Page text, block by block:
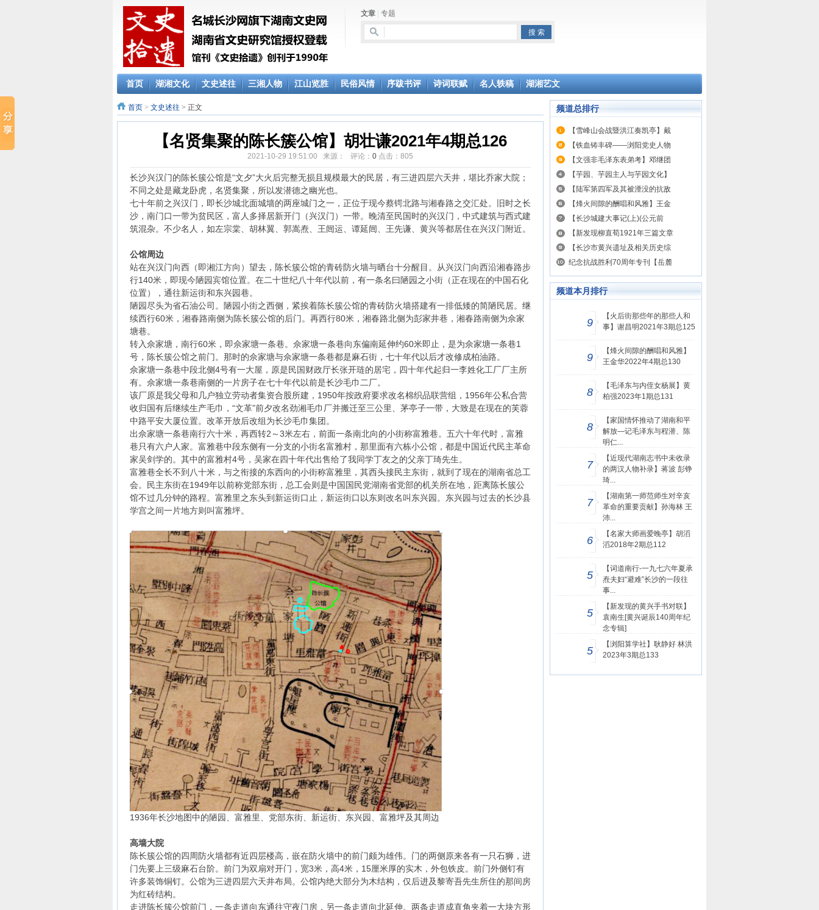
文章 专题
首页 湖湘文化 文史述往 三湘人物 江山览胜 民俗风情 序跋书评 诗词联赋 名人轶稿 湖湘艺文
首页 > 文史述往 > 正文
【名贤集聚的陈长簇公馆】胡壮谦2021年4期总126
2021-10-29 19:51:00 来源： 评论： 0 点击： 805
长沙兴汉门的陈长簇公馆是“文夕”大火后完整无损且规模最大的民居，有三进四层六天井，堪比乔家大院；
不同之处是藏龙卧虎，名贤集聚，所以发潜德之幽光也。
七十年前之兴汉门，即长沙城北面城墙的两座城门之一，正位于现今蔡锷北路与湘春路之交汇处。旧时之长
沙，南门口一带为贫民区，富人多择居新开门（兴汉门）一带。晚清至民国时的兴汉门，中式建筑与西式建
筑混杂。不少名人，如左宗棠、胡林翼、郭嵩焘、王闿运、谭延闿、王先谦、黄兴等都居住在兴汉门附近。
公馆周边
站在兴汉门向西（即湘江方向）望去，陈长簇公馆的青砖防火墙与晒台十分醒目。从兴汉门向西沿湘春路步
行140米，即现今陋园宾馆位置。在二十世纪八十年代以前，有一条名曰陋园之小街（正在现在的中国石化
位置），通往新运街和东兴园巷。
陋园尽头为省石油公司。陋园小街之西侧，紧挨着陈长簇公馆的青砖防火墙搭建有一排低矮的简陋民居。继
续西行60米，湘春路南侧为陈长簇公馆的后门。再西行80米，湘春路北侧为彭家井巷，湘春路南侧为佘家
塘巷。
转入佘家塘，南行60米，即佘家塘一条巷。佘家塘一条巷向东偏南延伸约60米即止，是为佘家塘一条巷1
号，陈长簇公馆之前门。那时的佘家塘与佘家塘一条巷都是麻石街，七十年代以后才改修成柏油路。
佘家塘一条巷中段北侧4号有一大屋，原是民国财政厅长张开琏的居宅，四十年代起归一李姓化工厂厂主所
有。佘家塘一条巷南侧的一片房子在七十年代以前是长沙毛巾二厂。
该厂原是我父母和几户独立劳动者集资合股所建，1950年按政府要求改名棉织品联营组，1956年公私合营
收归国有后继续生产毛巾，“文革”前夕改名劲湘毛巾厂并搬迁至三公里、茅亭子一带，大致是在现在的芙蓉
中路平安大厦位置。改革开放后改组为长沙毛巾集团。
出佘家塘一条巷南行六十米，再西转2～3米左右，前面一条南北向的小街称富雅巷。五六十年代时，富雅
巷只有六户人家。富雅巷中段东侧有一分支的小街名富雅村，那里面有六栋小公馆，都是中国近代民主革命
家吴剑学的。其中的富雅村4号，吴家在四十年代出售给了我同学丁友之的父亲丁琦先生。
富雅巷全长不到八十米，与之衔接的东西向的小街称富雅里，其西头接民主东街，就到了现在的湖南省总工
会。民主东街在1949年以前称党部东街，总工会则是中国国民党湖南省党部的机关所在地，距离陈长簇公
馆不过几分钟的路程。富雅里之东头到新运街口止，新运街口以东则改名叫东兴园。东兴园与过去的长沙县
学宫之间一片地方则叫富雅坪。
1936年长沙地图中的陋园、富雅里、党部东街、新运街、东兴园、富雅坪及其周边
高墙大院
陈长簇公馆的四周防火墙都有近四层楼高，嵌在防火墙中的前门颇为雄伟。门的两侧原来各有一只石狮，进
门先要上三级麻石台阶。前门为双扇对开门，宽3米，高4米，15厘米厚的实木，外包铁皮。前门外侧钉有
许多装饰铜钉。公馆为三进四层六天井布局。公馆内绝大部分为木结构，仅后进及黎寄吾先生所住的那间房
为红砖结构。
走进陈长簇公馆前门，一条走道向东通往守夜门房，另一条走道向北延伸。两条走道成直角夹着一大块方形
频道总排行
【雪峰山会战暨洪江奏凯亭】戴
【铁血铸丰碑——浏阳党史人物
【文强非毛泽东表弟考】邓继团
【芋园、芋园主人与芋园文化】
【陆军第四军及其被湮没的抗敌
【烽火间隙的酬唱和风雅】王金
【长沙城建大事记(上)(公元前
【新发现柳直荀1921年三篇文章
【长沙市黄兴遗址及相关历史综
纪念抗战胜利70周年专刊【岳麓
频道本月排行
9
【火后街那些年的那些人和
事】谢昌明2021年3期总125
9
【烽火间隙的酬唱和风雅】
王金华2022年4期总130
8
【毛泽东与内侄女杨展】黄
柏强2023年1期总131
8
【家国情怀推动了湖南和平
解放—记毛泽东与程潜、陈
明仁...
7
【近现代湖南志书中未收录
的两汉人物补录】蒋波 彭铮
琦...
7
【湖南第一师范师生对辛亥
革命的重要贡献】孙海林 王
沛...
6
【名家大师画爱晚亭】胡滔
滔2018年2期总112
5
【词道南行-一九七六年夏承
焘夫妇“避难”长沙的一段往
事...
5
【新发现的黄兴手书对联】
袁南生[黄兴诞辰140周年纪
念专辑]
5
【浏阳算学社】耿静好 林洪
2023年3期总133